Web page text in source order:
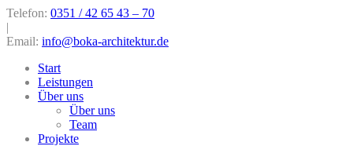
Telefon: 0351 / 42 65 43 – 70
|
Email: info@boka-architektur.de
Start
Leistungen
Über uns
Über uns
Team
Projekte